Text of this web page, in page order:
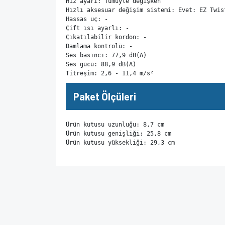
Hızlı aksesuar değişim sistemi: Evet: EZ
Hassas uç: -
Çift ısı ayarlı: -
Çıkatılabilir kordon: -
Damlama kontrolü: -
Ses basıncı: 77,9 dB(A)
Ses gücü: 88,9 dB(A)
Titreşim: 2,6 - 11,4 m/s²
Paket Ölçüleri
Ürün kutusu uzunluğu: 8,7 cm
Ürün kutusu genişliği: 25,8 cm
Ürün kutusu yüksekliği: 29,3 cm